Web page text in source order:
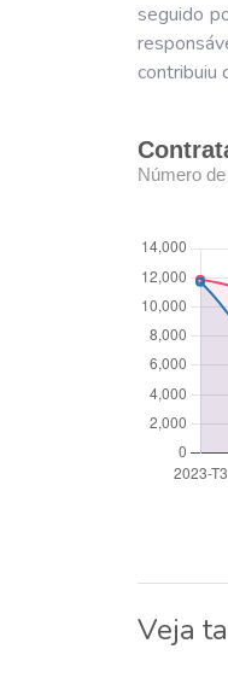
seguido
contribuiu
Número
Veja